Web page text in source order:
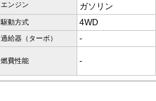
エンジン
ガソリン
駆動方式 4WD
過給器（ターボ） -
燃費性能 -